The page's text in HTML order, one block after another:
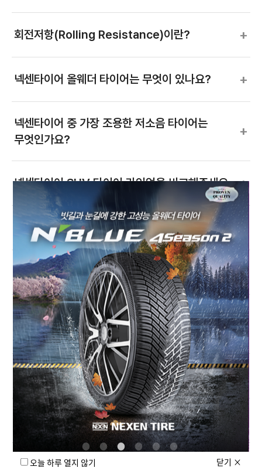
회전저항(Rolling Resistance)이란? +
넥센타이어 올웨더 타이어는 무엇이 있나요? +
넥센타이어 중 가장 조용한 저소음 타이어는
무엇인가요?
+
넥센타이어 SUV 타이어 라인업을 비교해주세요 +
넥센타이어 라인업별 타입은? +
넥센타이어가 슈퍼레이스에서 3연패를 했나요? +
모터스포츠 기술이 일반 타이어에 어떻게
적용되나요?
+
넥센타이어 모터스포츠 팀 현황은? +
넥센타이어가 공급하거나, 출전하는 대회는?
오늘 하루 열지 않기 닫기 ×